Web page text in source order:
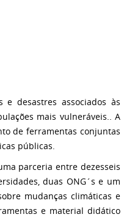
desastres associados às
mais vulneráveis.. A
de ferramentas conjuntas
públicas.
parceria entre dezesseis
duas ONG´s e um
mudanças climáticas e
e material didático